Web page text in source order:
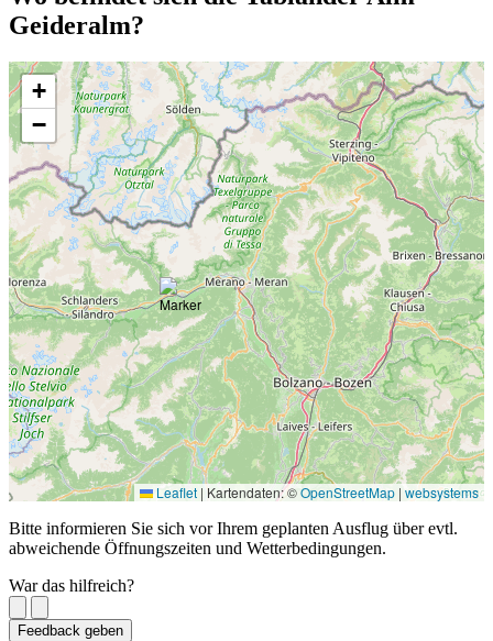
Geideralm?
+
−
Leaflet | Kartendaten: ©OpenStreetMap | websystems
Bitte informieren Sie sich vor Ihrem geplanten Ausflug über evtl.
abweichende Öffnungszeiten und Wetterbedingungen.
War das hilfreich?
Feedback geben